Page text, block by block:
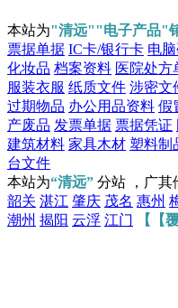
本站为"清远""电子产品"
票据单据 IC卡/银行卡 电
化妆品 档案资料 医院处方
服装衣服 纸质文件 涉密文
过期物品 办公用品资料 假
产废品 发票单据 票据凭证
建筑材料 家具木材 塑料制
台文件
本站为“清远” 分站 ，广其
韶关 湛江 肇庆 茂名 惠州
潮州 揭阳 云浮 江门 【【